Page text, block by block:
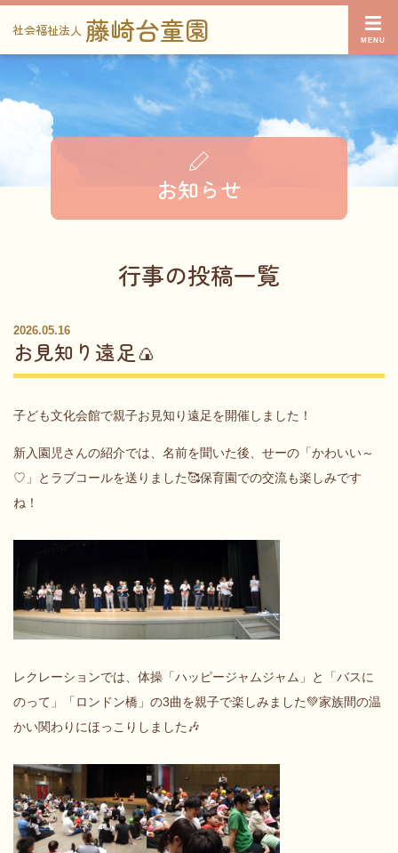
社会福祉法人 藤崎台童園
お知らせ
行事の投稿一覧
2026.05.16
お見知り遠足🍙
子ども文化会館で親子お見知り遠足を開催しました！
新入園児さんの紹介では、名前を聞いた後、せーの「かわいい～
♡」とラブコールを送りました🥰保育園での交流も楽しみです
ね！
レクレーションでは、体操「ハッピージャムジャム」と「バスに
のって」「ロンドン橋」の3曲を親子で楽しみました💚家族間の温
かい関わりにほっこりしました🎶